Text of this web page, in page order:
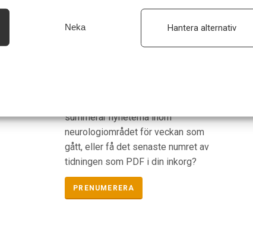
dina integritetsval.
ALLTID AKTIV
Neka Hantera alternativ
summerar nyheterna inom
neurologiområdet för veckan som
gått, eller få det senaste numret av
tidningen som PDF i din inkorg?
PRENUMERERA